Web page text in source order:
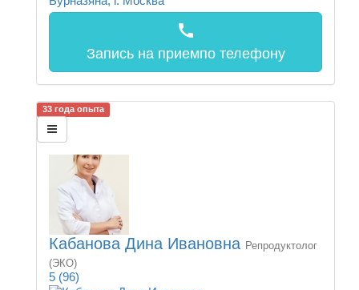
call
Запись на приемпо телефону
33 года опыта
Кабанова Дина Ивановна Репродуктолог
(ЭКО)
5 (96)